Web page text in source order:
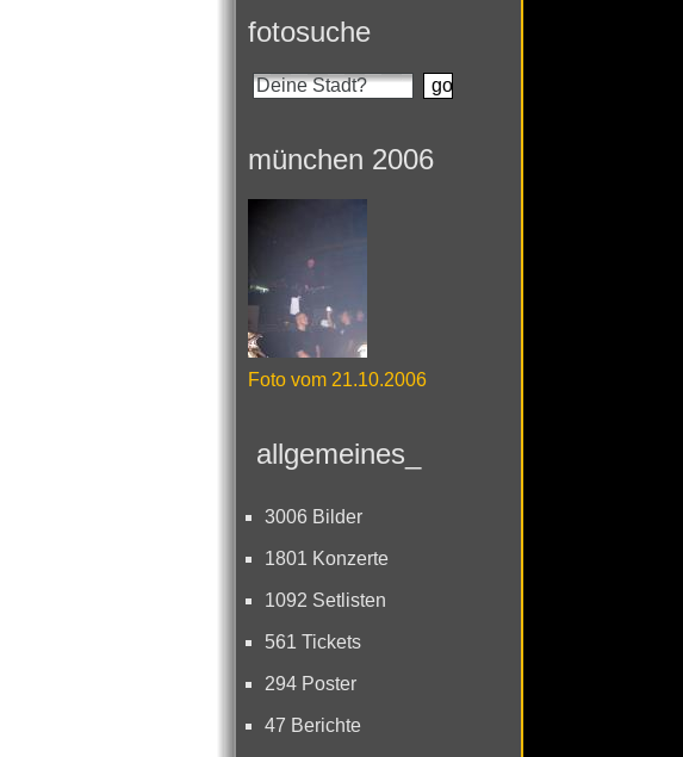
fotosuche
münchen 2006
Foto vom 21.10.2006
allgemeines_
3006 Bilder
1801 Konzerte
1092 Setlisten
561 Tickets
294 Poster
47 Berichte